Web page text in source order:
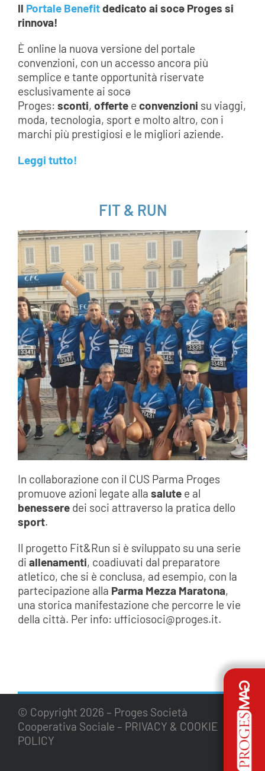
Il Portale Benefitdedicato ai socə Proges si
rinnova!
È online la nuova versione del portale
convenzioni, con un accesso ancora più
semplice e tante opportunità riservate
esclusivamente ai socə
Proges: sconti, offertee convenzioni su viaggi,
moda, tecnologia, sport e molto altro, con i
marchi più prestigiosi e le migliori aziende.
Leggi tutto!
FIT & RUN
In collaborazione con il CUS Parma Proges
promuove azioni legate alla salutee al
benesseredei soci attraverso la pratica dello
sport.
Il progetto Fit&Run si è sviluppato su una serie
di allenamenti, coadiuvati dal preparatore
atletico, che si è conclusa, ad esempio, con la
partecipazione alla Parma Mezza Maratona,
una storica manifestazione che percorre le vie
della città. Per info: ufficiosoci@proges.it.
© Copyright 2026 – Proges Società
Cooperativa Sociale – PRIVACY & COOKIE
POLICY